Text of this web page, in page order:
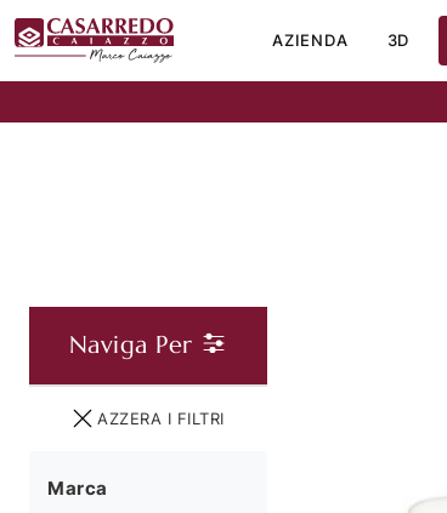
AZIENDA 3D
Naviga Per
AZZERA I FILTRI
Marca